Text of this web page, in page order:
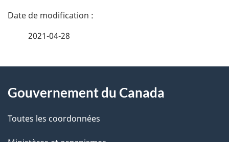
D
i
l
2021-04-28
propos
de
Gouvernement du Canada
Toutes les coordonnées